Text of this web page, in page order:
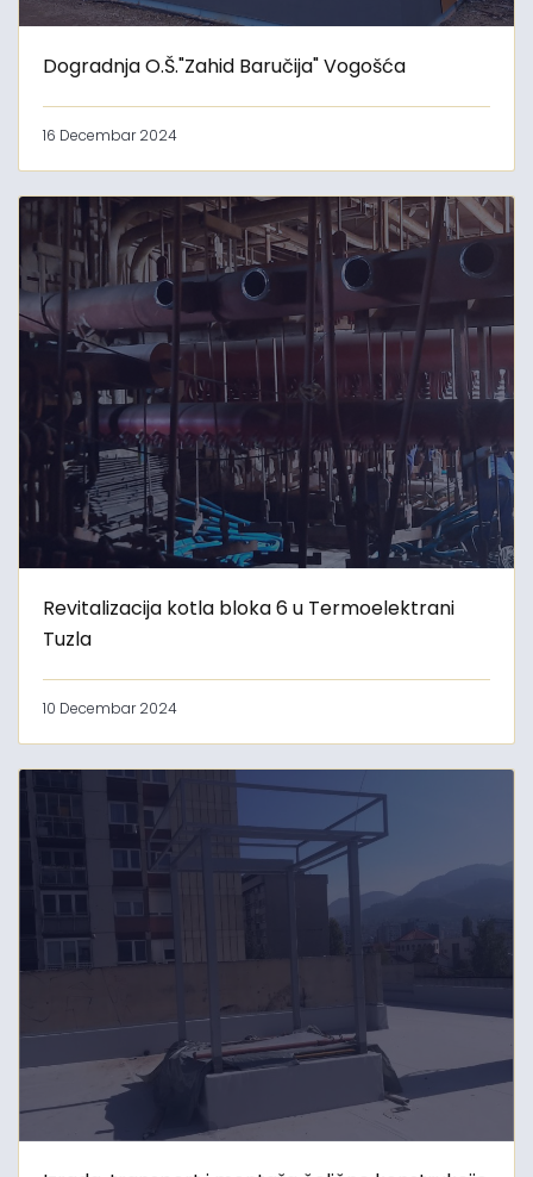
Dogradnja O.Š."Zahid Baručija" Vogošća
16 Decembar 2024
Revitalizacija kotla bloka 6 u Termoelektrani
Tuzla
10 Decembar 2024